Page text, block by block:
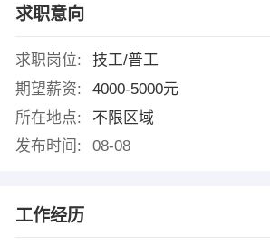
求职意向
求职岗位:
技工/普工
期望薪资:
4000-5000元
所在地点:
不限区域
发布时间:
08-08
工作经历